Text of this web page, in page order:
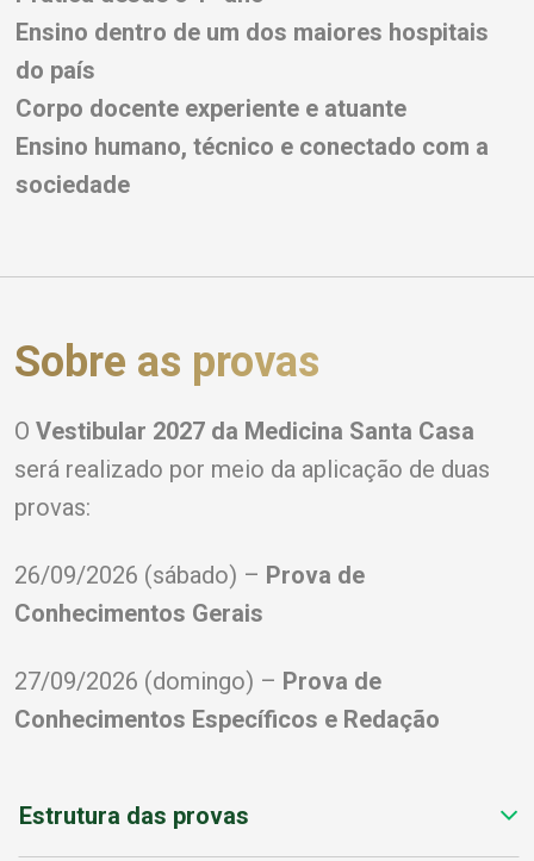
Ensino dentro de um dos maiores hospitais
do país
Corpo docente experiente e atuante
Ensino humano, técnico e conectado com a
sociedade
Sobre as provas
O Vestibular 2027 da Medicina Santa Casa
será realizado por meio da aplicação de duas
provas:
26/09/2026 (sábado) – Prova de
Conhecimentos Gerais
27/09/2026 (domingo) – Prova de
Conhecimentos Específicos e Redação
Estrutura das provas